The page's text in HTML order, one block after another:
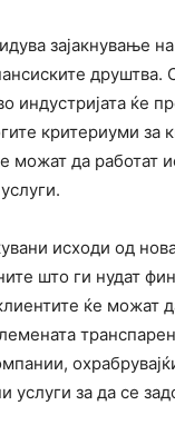
зајакнување
друштва.
индустријата ќе
критериуми за
можат да работат
исходи од
што ги нудат
ќе можат
за да се